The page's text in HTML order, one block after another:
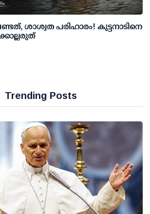
ശാശ്വത പരിഹാരം! കുട്ടനാടിനെ
Trending Posts